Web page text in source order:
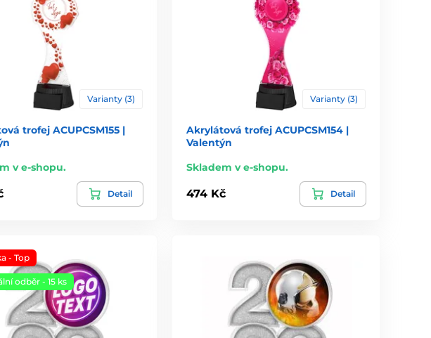
Varianty (3)
trofej ACUPCSM155 |
v e-shopu.
Detail
Varianty (3)
Akrylátová trofej ACUPCSM154 |
Valentýn
Skladem v e-shopu.
474 Kč Detail
- Top
odběr - 15 ks